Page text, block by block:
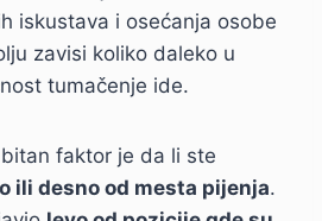
iskustava i osećanja osobe
zavisi koliko daleko u
tumačenje ide.
faktor je da li ste
ili desno od mesta pijenja.